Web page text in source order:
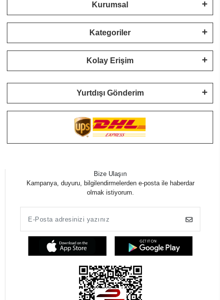
Kurumsal
Kategoriler
Kolay Erişim
Yurtdışı Gönderim
Bize Ulaşın
Kampanya, duyuru, bilgilendirmelerden e-posta ile haberdar
olmak istiyorum.